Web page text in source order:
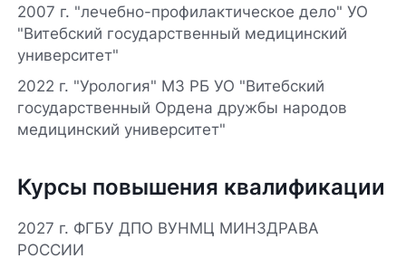
2007 г. "лечебно-профилактическое дело" УО
"Витебский государственный медицинский
университет"
2022 г. "Урология" МЗ РБ УО "Витебский
государственный Ордена дружбы народов
медицинский университет"
Курсы повышения квалификации
2027 г. ФГБУ ДПО ВУНМЦ МИНЗДРАВА
РОССИИ